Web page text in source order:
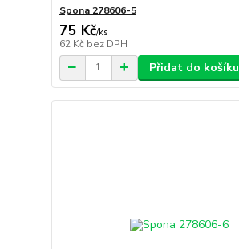
Spona 278606-5
75 Kč/ks
62 Kč bez DPH
Přidat do košíku